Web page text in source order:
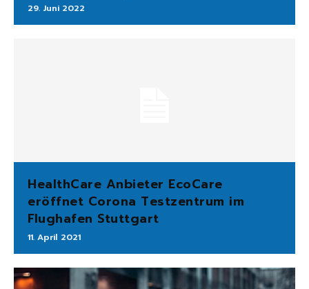
29. Juni 2022
HealthCare Anbieter EcoCare
eröffnet Corona Testzentrum im
Flughafen Stuttgart
11. April 2021